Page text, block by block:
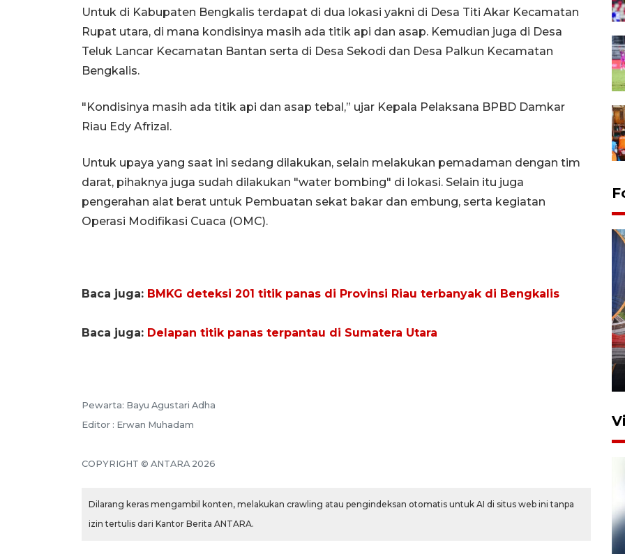
Untuk di Kabupaten Bengkalis terdapat di dua lokasi yakni di Desa Titi Akar Kecamatan
Rupat utara, di mana kondisinya masih ada titik api dan asap. Kemudian juga di Desa
Teluk Lancar Kecamatan Bantan serta di Desa Sekodi dan Desa Palkun Kecamatan
Bengkalis.
"Kondisinya masih ada titik api dan asap tebal,” ujar Kepala Pelaksana BPBD Damkar
Riau Edy Afrizal.
Untuk upaya yang saat ini sedang dilakukan, selain melakukan pemadaman dengan tim
darat, pihaknya juga sudah dilakukan "water bombing" di lokasi. Selain itu juga
pengerahan alat berat untuk Pembuatan sekat bakar dan embung, serta kegiatan
Operasi Modifikasi Cuaca (OMC).
Baca juga: BMKG deteksi 201 titik panas di Provinsi Riau terbanyak di Bengkalis
Baca juga: Delapan titik panas terpantau di Sumatera Utara
Pewarta: Bayu Agustari Adha
Editor : Erwan Muhadam
COPYRIGHT © ANTARA 2026
Dilarang keras mengambil konten, melakukan crawling atau pengindeksan otomatis untuk AI di situs web ini tanpa
izin tertulis dari Kantor Berita ANTARA.
perlintasan sebidang di